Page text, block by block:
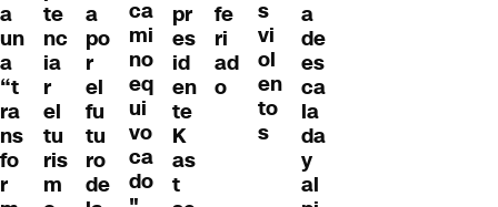
a
un
a
“t
ra
ns
fo
r
te
nc
ia
r
el
tu
ris
m
a
po
r
el
fu
tu
ro
de
ca
mi
no
eq
ui
vo
ca
do
pr
es
id
en
te
K
as
t
fe
ri
ad
o
s
vi
ol
en
to
s
a
de
es
ca
la
da
y
al